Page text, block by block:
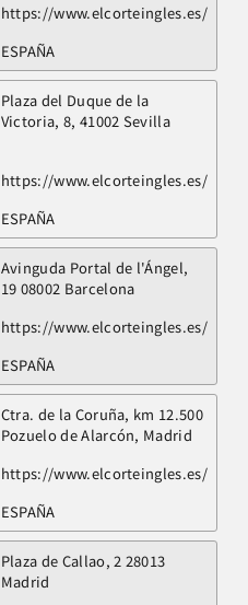
https://www.elcorteingles.es/
ESPAÑA
Plaza del Duque de la
Victoria, 8, 41002 Sevilla
https://www.elcorteingles.es/
ESPAÑA
Avinguda Portal de l'Ángel,
19 08002 Barcelona
https://www.elcorteingles.es/
ESPAÑA
Ctra. de la Coruña, km 12.500
Pozuelo de Alarcón, Madrid
https://www.elcorteingles.es/
ESPAÑA
Plaza de Callao, 2 28013
Madrid